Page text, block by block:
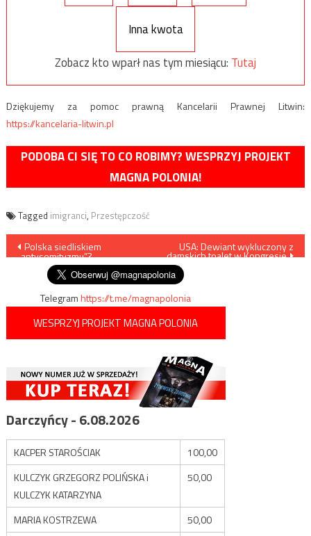
Inna kwota
Zobacz kto wparł nas tym miesiącu: Tutaj
Dziękujemy za pomoc prawną Kancelarii Prawnej Litwin:
https://kancelaria-litwin.pl
PODOBA CI SIĘ TO CO ROBIMY? WESPRZYJ PROJEKT
MAGNA POLONIA!
Tagged imigranci, Przestępczość
Nawigacja
wpisu
Polska siedliskiem
„antysemityzmu”?
USA: Dewiant wykluczony z
damskich toalet w Kongresie
Telegramhttps://t.me/magnapolonia
WESPRZYJ PROJEKT MAGNA POLONIA
Darczyńcy - 6.08.2026
KACPER STAROŚCIAK
100,00
KULCZYK GRZEGORZ POLIŃSKA i
KULCZYK KATARZYNA
50,00
MARIA KOSTRZEWA 50,00